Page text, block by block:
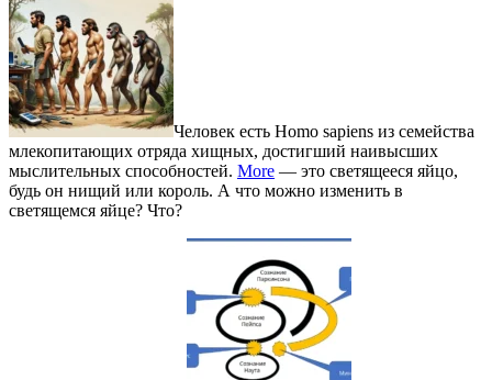
Человек есть Homo sapiens из семейства
млекопитающих отряда хищных, достигший наивысших
мыслительных способностей. More — это светящееся яйцо,
будь он нищий или король. А что можно изменить в
светящемся яйце? Что?